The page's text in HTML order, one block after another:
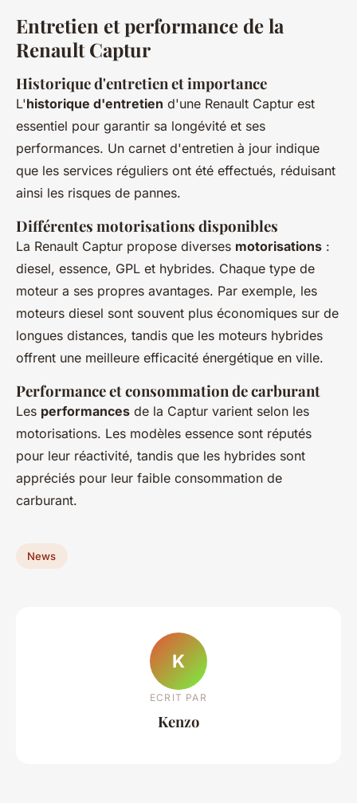
Entretien et performance de la
Renault Captur
Historique d'entretien et importance
L'historique d'entretien d'une Renault Captur est
essentiel pour garantir sa longévité et ses
performances. Un carnet d'entretien à jour indique
que les services réguliers ont été effectués, réduisant
ainsi les risques de pannes.
Différentes motorisations disponibles
La Renault Captur propose diverses motorisations :
diesel, essence, GPL et hybrides. Chaque type de
moteur a ses propres avantages. Par exemple, les
moteurs diesel sont souvent plus économiques sur de
longues distances, tandis que les moteurs hybrides
offrent une meilleure efficacité énergétique en ville.
Performance et consommation de carburant
Les performances de la Captur varient selon les
motorisations. Les modèles essence sont réputés
pour leur réactivité, tandis que les hybrides sont
appréciés pour leur faible consommation de
carburant.
News
K
ECRIT PAR
Kenzo